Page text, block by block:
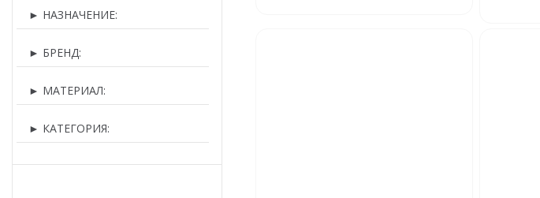
► НАЗНАЧЕНИЕ:
► БРЕНД:
► МАТЕРИАЛ:
► КАТЕГОРИЯ: